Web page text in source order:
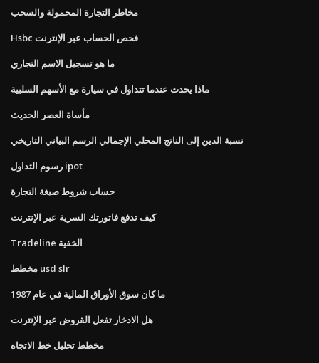
مخاطر التجارة المحمولة والسحب
Hsbc فحص الحساب عبر الإنترنت
ما هو تسجيل الاسم التجاري
ماذا يحدث عندما تتداول في سيارة مع الأسهم السلبية
مأساة العصر الحديث
نسبة الدين إلى الناتج المحلي الإجمالي الرسم البياني التاريخي
رسوم التداول ipot
حساب شروط صيغة التجارة
كيف تدفع فاتورتك السرية عبر الإنترنت
Tradeline الخفية
مخطط usd slr
ما كان سوق الأوراق المالية في عام 1987
هل الادخار تفعل القروض عبر الإنترنت
مخطط تحليل خط الاتجاه